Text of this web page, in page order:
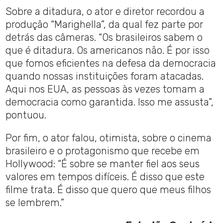
Sobre a ditadura, o ator e diretor recordou a
produção “Marighella”, da qual fez parte por
detrás das câmeras. “Os brasileiros sabem o
que é ditadura. Os americanos não. É por isso
que fomos eficientes na defesa da democracia
quando nossas instituições foram atacadas.
Aqui nos EUA, as pessoas às vezes tomam a
democracia como garantida. Isso me assusta”,
pontuou.
Por fim, o ator falou, otimista, sobre o cinema
brasileiro e o protagonismo que recebe em
Hollywood: “É sobre se manter fiel aos seus
valores em tempos difíceis. É disso que este
filme trata. É disso que quero que meus filhos
se lembrem.”